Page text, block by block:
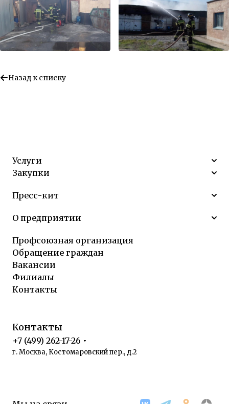
Назад к списку
Услуги
Закупки
Пресс-кит
О предприятии
Профсоюзная организация
Обращение граждан
Вакансии
Филиалы
Контакты
Контакты
+7 (499) 262-17-26
г. Москва, Костомаровский пер., д.2